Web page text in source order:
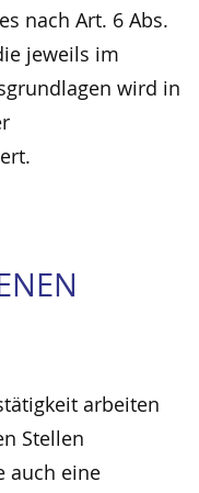
nach Art. 6 Abs.
jeweils im
wird in
arbeiten
Stellen
auch eine